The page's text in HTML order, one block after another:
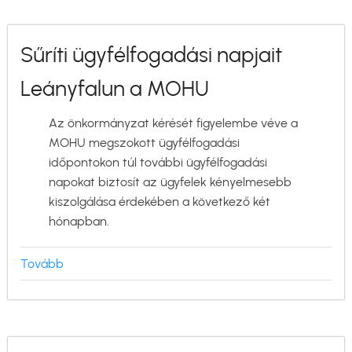
Sűríti ügyfélfogadási napjait
Leányfalun a MOHU
Az önkormányzat kérését figyelembe véve a
MOHU megszokott ügyfélfogadási
időpontokon túl további ügyfélfogadási
napokat biztosít az ügyfelek kényelmesebb
kiszolgálása érdekében a következő két
hónapban.
Tovább
ügyfélfogadási
napjait
a